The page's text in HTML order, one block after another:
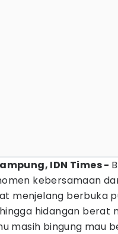
IDN Times -
kebersamaan
menjelang berbuka
hingga hidangan berat
masih bingung mau